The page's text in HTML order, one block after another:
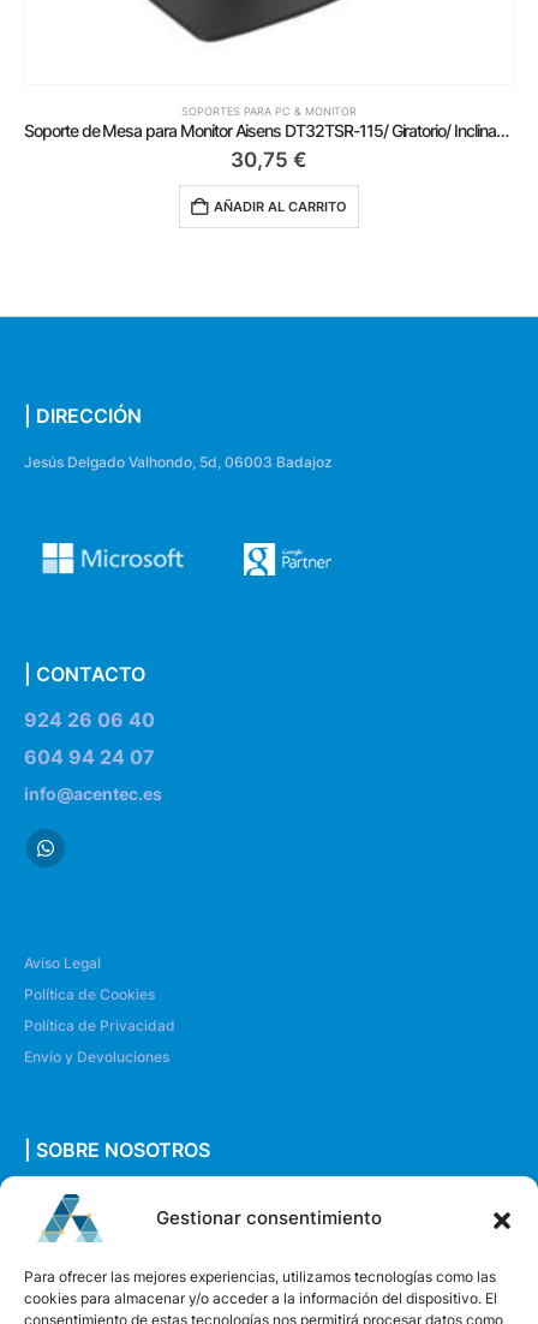
Gestionar consentimiento
Para ofrecer las mejores experiencias, utilizamos tecnologías como las
cookies para almacenar y/o acceder a la información del dispositivo. El
consentimiento de estas tecnologías nos permitirá procesar datos como
SOPORTES PARA PC & MONITOR
Soporte de Mesa para Monitor Aisens DT32TSR-115/ Giratorio/ Inclinable/ hasta 8kg
30,75 €
AÑADIR AL CARRITO
| DIRECCIÓN
Jesús Delgado Valhondo, 5d, 06003 Badajoz
| CONTACTO
924 26 06 40
604 94 24 07
info@acentec.es
Aviso Legal
Política de Cookies
Política de Privacidad
Envío y Devoluciones
| SOBRE NOSOTROS
Quiénes somos
Envíanos un mensaje